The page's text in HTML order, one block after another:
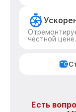
честной цене.
Есть